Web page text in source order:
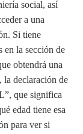
social, así
a una
Si tiene
en la sección de
obtendrá una
la declaración de
que significa
edad tiene esa
para ver si